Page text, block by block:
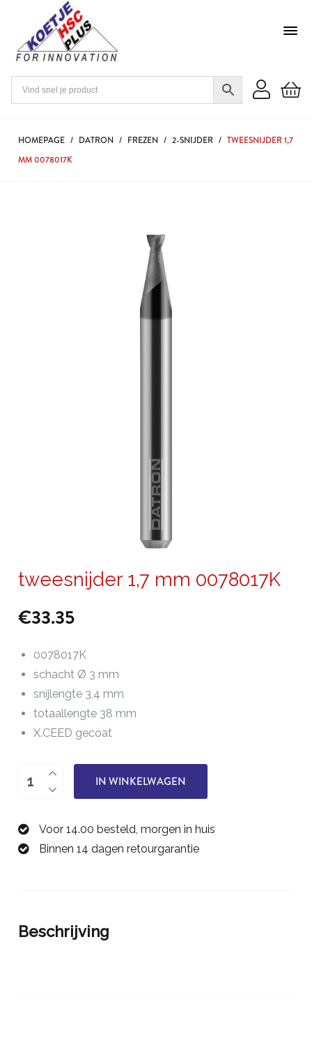
HOMEPAGE / DATRON / FREZEN / 2-SNIJDER / TWEESNIJDER 1,7
MM 0078017K
tweesnijder 1,7 mm 0078017K
€33.35
0078017K
schacht Ø 3 mm
snijlengte 3,4 mm
totaallengte 38 mm
X.CEED gecoat
tweesnijder
0078017K
aantal
IN WINKELWAGEN
Voor 14.00 besteld, morgen in huis
Binnen 14 dagen retourgarantie
Beschrijving